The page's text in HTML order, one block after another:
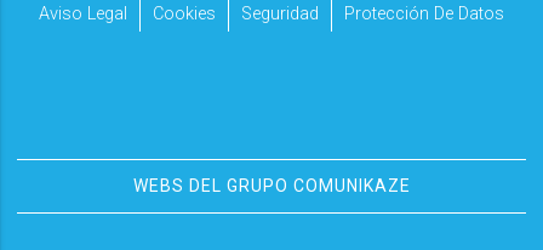
Aviso Legal
Cookies Seguridad Protección De Datos
WEBS DEL GRUPO COMUNIKAZE